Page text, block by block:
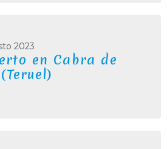
2023
en Cabra de